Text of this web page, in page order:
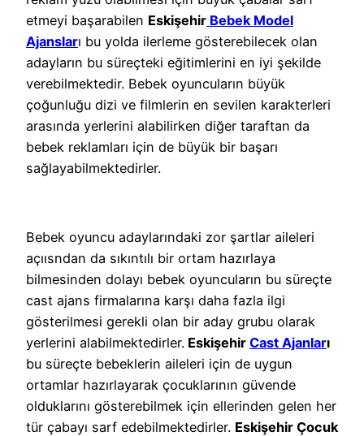
etmeyi başarabilen Eskişehir Bebek Model
Ajansları bu yolda ilerleme gösterebilecek olan
adayların bu süreçteki eğitimlerini en iyi şekilde
verebilmektedir. Bebek oyuncuların büyük
çoğunluğu dizi ve filmlerin en sevilen karakterleri
arasında yerlerini alabilirken diğer taraftan da
bebek reklamları için de büyük bir başarı
sağlayabilmektedirler.
Bebek oyuncu adaylarındaki zor şartlar aileleri
açıısndan da sıkıntılı bir ortam hazırlaya
bilmesinden dolayı bebek oyuncuların bu süreçte
cast ajans firmalarına karşı daha fazla ilgi
gösterilmesi gerekli olan bir aday grubu olarak
yerlerini alabilmektedirler. Eskişehir Cast Ajanları
bu süreçte bebeklerin aileleri için de uygun
ortamlar hazırlayarak çocuklarının güvende
olduklarını gösterebilmek için ellerinden gelen her
tür çabayı sarf edebilmektedirler. Eskişehir Çocuk